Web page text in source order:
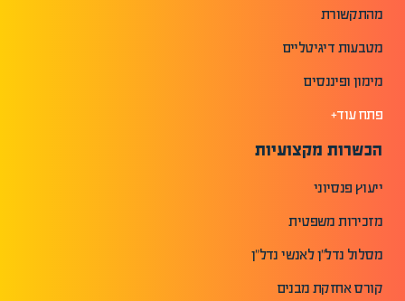
מהתקשורת
מטבעות דיגיטליים
מימון ופיננסים
פתח עוד+
הכשרות מקצועיות
ייעוץ פנסיוני
מזכירות משפטית
מסלול נדל"ן לאנשי נדל"ן
קורס אחזקת מבנים